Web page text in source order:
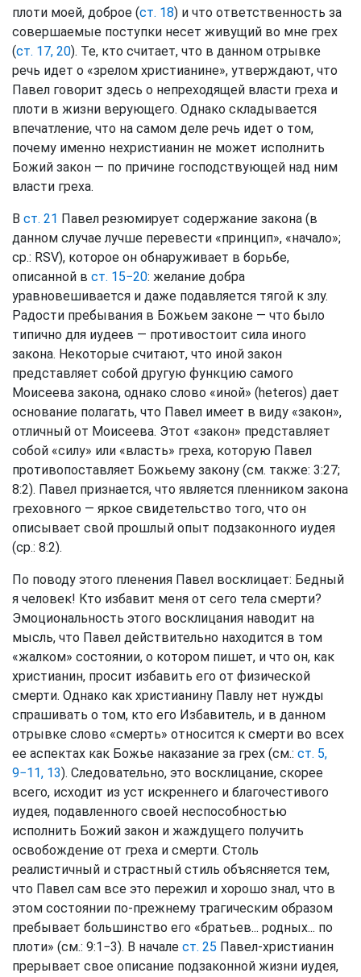
плоти моей, доброе (ст. 18) и что ответственность за
совершаемые поступки несет живущий во мне грех
(ст. 17, 20). Те, кто считает, что в данном отрывке
речь идет о «зрелом христианине», утверждают, что
Павел говорит здесь о непреходящей власти греха и
плоти в жизни верующего. Однако складывается
впечатление, что на самом деле речь идет о том,
почему именно нехристианин не может исполнить
Божий закон — по причине господствующей над ним
власти греха.
В ст. 21 Павел резюмирует содержание закона (в
данном случае лучше перевести «принцип», «начало»;
ср.: RSV), которое он обнаруживает в борьбе,
описанной в ст. 15−20: желание добра
уравновешивается и даже подавляется тягой к злу.
Радости пребывания в Божьем законе — что было
типично для иудеев — противостоит сила иного
закона. Некоторые считают, что иной закон
представляет собой другую функцию самого
Моисеева закона, однако слово «иной» (heteros) дает
основание полагать, что Павел имеет в виду «закон»,
отличный от Моисеева. Этот «закон» представляет
собой «силу» или «власть» греха, которую Павел
противопоставляет Божьему закону (см. также: 3:27;
8:2). Павел признается, что является пленником закона
греховного — яркое свидетельство того, что он
описывает свой прошлый опыт подзаконного иудея
(ср.: 8:2).
По поводу этого пленения Павел восклицает: Бедный
я человек! Кто избавит меня от сего тела смерти?
Эмоциональность этого восклицания наводит на
мысль, что Павел действительно находится в том
«жалком» состоянии, о котором пишет, и что он, как
христианин, просит избавить его от физической
смерти. Однако как христианину Павлу нет нужды
спрашивать о том, кто его Избавитель, и в данном
отрывке слово «смерть» относится к смерти во всех
ее аспектах как Божье наказание за грех (см.: ст. 5,
9−11, 13). Следовательно, это восклицание, скорее
всего, исходит из уст искреннего и благочестивого
иудея, подавленного своей неспособностью
исполнить Божий закон и жаждущего получить
освобождение от греха и смерти. Столь
реалистичный и страстный стиль объясняется тем,
что Павел сам все это пережил и хорошо знал, что в
этом состоянии по-прежнему трагическим образом
пребывает большинство его «братьев... родных... по
плоти» (см.: 9:1−3). В начале ст. 25 Павел-христианин
прерывает свое описание подзаконной жизни иудея,